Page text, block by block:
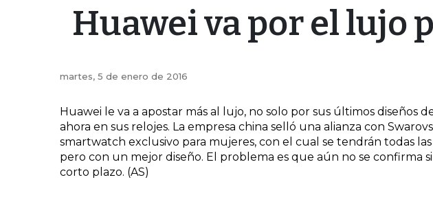
Huawei va por el lujo
martes, 5 de enero de 2016
Huawei le va a apostar más al lujo, no solo por sus últimos diseños
ahora en sus relojes. La empresa china selló una alianza con
smartwatch exclusivo para mujeres, con el cual se tendrán todas
pero con un mejor diseño. El problema es que aún no se confirma
corto plazo. (AS)